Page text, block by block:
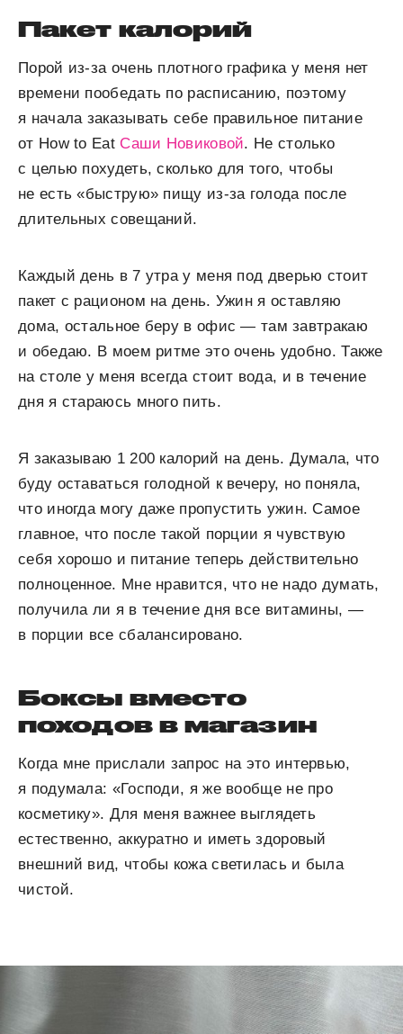
Пакет калорий
Порой из-за очень плотного графика у меня нет
времени пообедать по расписанию, поэтому
я начала заказывать себе правильное питание
от How to Eat Саши Новиковой. Не столько
с целью похудеть, сколько для того, чтобы
не есть «быструю» пищу из-за голода после
длительных совещаний.
Каждый день в 7 утра у меня под дверью стоит
пакет с рационом на день. Ужин я оставляю
дома, остальное беру в офис — там завтракаю
и обедаю. В моем ритме это очень удобно. Также
на столе у меня всегда стоит вода, и в течение
дня я стараюсь много пить.
Я заказываю 1 200 калорий на день. Думала, что
буду оставаться голодной к вечеру, но поняла,
что иногда могу даже пропустить ужин. Самое
главное, что после такой порции я чувствую
себя хорошо и питание теперь действительно
полноценное. Мне нравится, что не надо думать,
получила ли я в течение дня все витамины, —
в порции все сбалансировано.
Боксы вместо
походов в магазин
Когда мне прислали запрос на это интервью,
я подумала: «Господи, я же вообще не про
косметику». Для меня важнее выглядеть
естественно, аккуратно и иметь здоровый
внешний вид, чтобы кожа светилась и была
чистой.